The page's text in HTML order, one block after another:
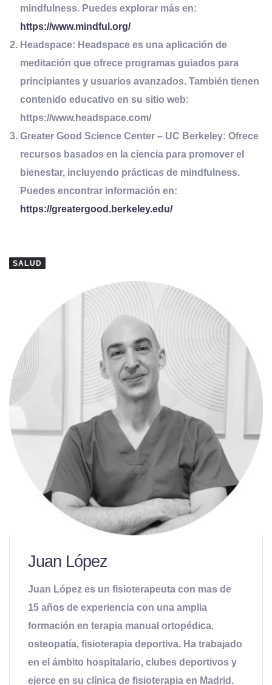
mindfulness. Puedes explorar más en:
https://www.mindful.org/
Headspace: Headspace es una aplicación de
meditación que ofrece programas guiados para
principiantes y usuarios avanzados. También tienen
contenido educativo en su sitio web:
https://www.headspace.com/
Greater Good Science Center – UC Berkeley: Ofrece
recursos basados en la ciencia para promover el
bienestar, incluyendo prácticas de mindfulness.
Puedes encontrar información en:
https://greatergood.berkeley.edu/
SALUD
Juan López
Juan López es un fisioterapeuta con mas de
15 años de experiencia con una amplia
formación en terapia manual ortopédica,
osteopatía, fisioterapia deportiva. Ha trabajado
en el ámbito hospitalario, clubes deportivos y
ejerce en su clínica de fisioterapia en Madrid.